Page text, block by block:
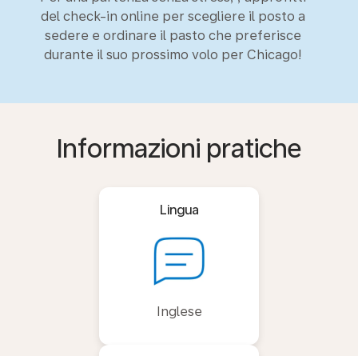
del check-in online per scegliere il posto a
sedere e ordinare il pasto che preferisce
durante il suo prossimo volo per Chicago!
Informazioni pratiche
Lingua
Inglese